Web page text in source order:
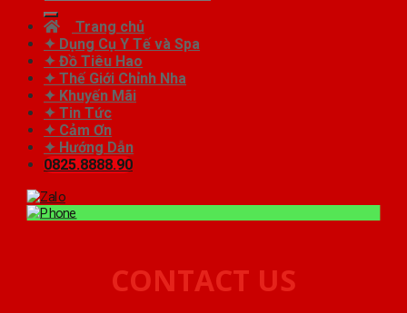
Trang chủ
✦ Dụng Cụ Y Tế và Spa
✦ Đồ Tiêu Hao
✦ Thế Giới Chỉnh Nha
✦ Khuyến Mãi
✦ Tin Tức
✦ Cảm Ơn
✦ Hướng Dẫn
0825.8888.90
CONTACT US